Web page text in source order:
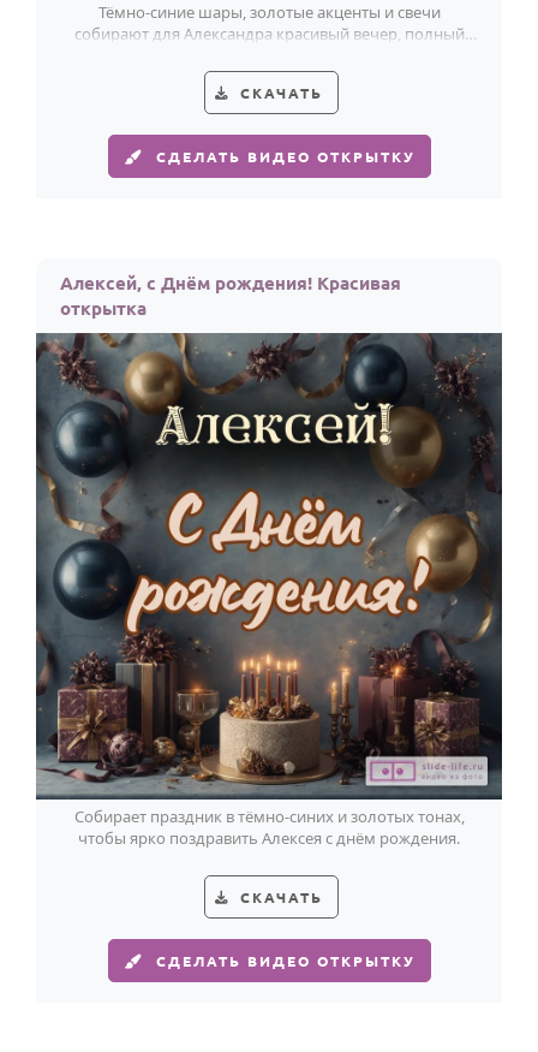
Тёмно-синие шары, золотые акценты и свечи
собирают для Александра красивый вечер, полный
СКАЧАТЬ
СДЕЛАТЬ ВИДЕО ОТКРЫТКУ
Алексей, с Днём рождения! Красивая
открытка
Собирает праздник в тёмно-синих и золотых тонах,
чтобы ярко поздравить Алексея с днём рождения.
СКАЧАТЬ
СДЕЛАТЬ ВИДЕО ОТКРЫТКУ